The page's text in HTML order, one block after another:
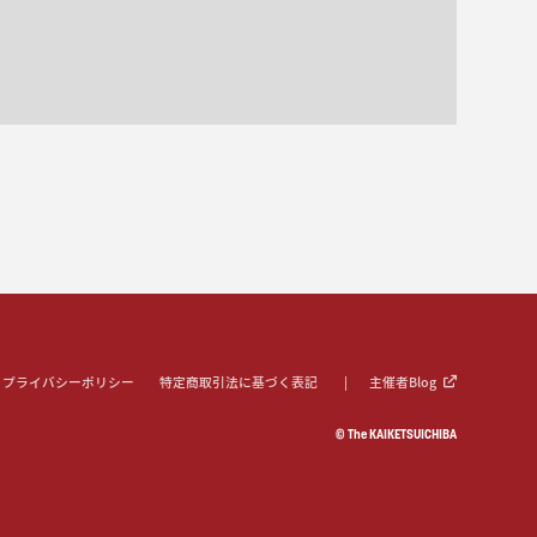
プライバシーポリシー 特定商取引法に基づく表記 主催者Blog
© The KAIKETSUICHIBA